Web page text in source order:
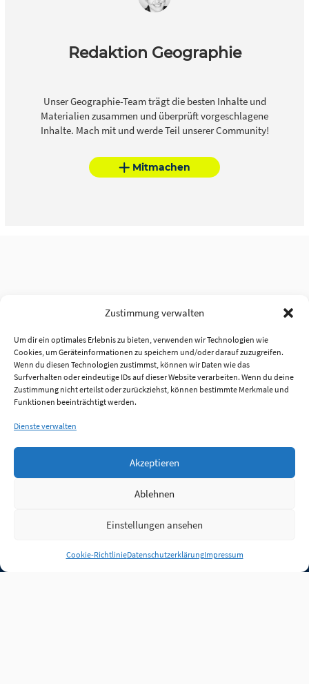
Zustimmung verwalten
Um dir ein optimales Erlebnis zu bieten, verwenden wir Technologien wie
Cookies, um Geräteinformationen zu speichern und/oder darauf zuzugreifen.
Wenn du diesen Technologien zustimmst, können wir Daten wie das
Surfverhalten oder eindeutige IDs auf dieser Website verarbeiten. Wenn du deine
Zustimmung nicht erteilst oder zurückziehst, können bestimmte Merkmale und
Funktionen beeinträchtigt werden.
Dienste verwalten
Akzeptieren
Ablehnen
Einstellungen ansehen
Cookie-RichtlinieDatenschutzerklärungImpressum
Redaktion Geographie
Unser Geographie-Team trägt die besten Inhalte und
Materialien zusammen und überprüft vorgeschlagene
Inhalte. Mach mit und werde Teil unserer Community!
Mitmachen
Anmelden
Jobs Partner FAQ Quellen